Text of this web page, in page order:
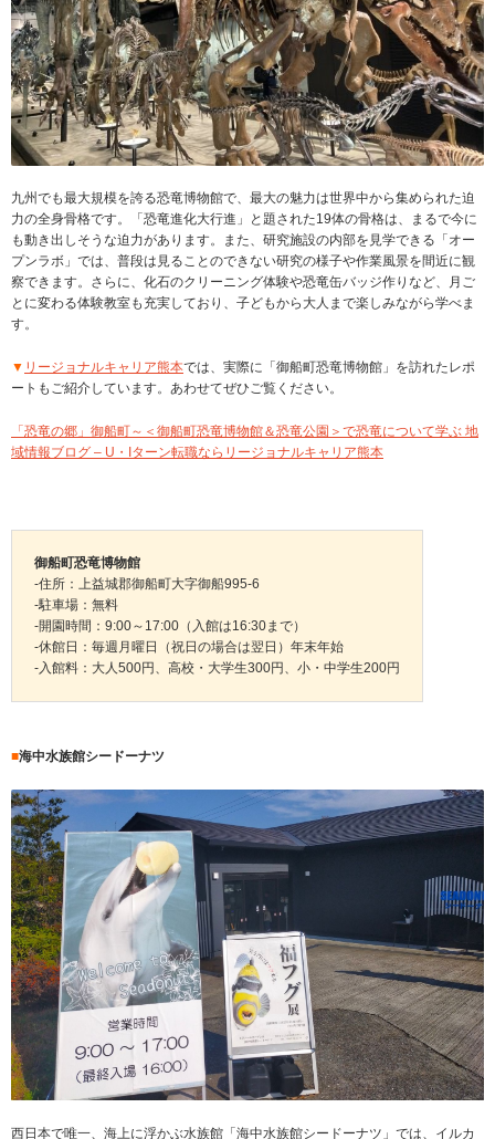
九州でも最大規模を誇る恐竜博物館で、最大の魅力は世界中から集められた迫
力の全身骨格です。「恐竜進化大行進」と題された19体の骨格は、まるで今に
も動き出しそうな迫力があります。また、研究施設の内部を見学できる「オー
プンラボ」では、普段は見ることのできない研究の様子や作業風景を間近に観
察できます。さらに、化石のクリーニング体験や恐竜缶バッジ作りなど、月ご
とに変わる体験教室も充実しており、子どもから大人まで楽しみながら学べま
す。
▼ リージョナルキャリア熊本では、実際に「御船町恐竜博物館」を訪れたレポ
ートもご紹介しています。あわせてぜひご覧ください。
「恐竜の郷」御船町～＜御船町恐竜博物館＆恐竜公園＞で恐竜について学ぶ 地
域情報ブログ – U・Iターン転職ならリージョナルキャリア熊本
御船町恐竜博物館
-住所：上益城郡御船町大字御船995-6
-駐車場：無料
-開園時間：9:00～17:00（入館は16:30まで）
-休館日：毎週月曜日（祝日の場合は翌日）年末年始
-入館料：大人500円、高校・大学生300円、小・中学生200円
■海中水族館シードーナツ
西日本で唯一、海上に浮かぶ水族館「海中水族館シードーナツ」では、イルカ